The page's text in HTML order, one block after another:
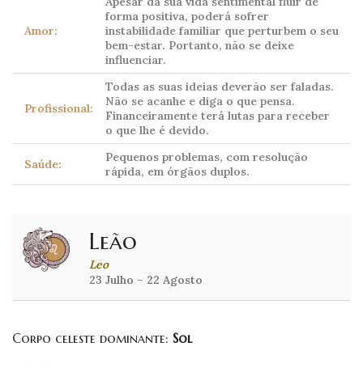
Amor:
forma positiva, poderá sofrer
instabilidade familiar que perturbem o seu
bem-estar. Portanto, não se deixe
influenciar.
Profissional:
Todas as suas ideias deverão ser faladas.
Não se acanhe e diga o que pensa.
Financeiramente terá lutas para receber
o que lhe é devido.
Saúde:
Pequenos problemas, com resolução
rápida, em órgãos duplos.
Leão
Leo
23 Julho – 22 Agosto
Corpo celeste dominante: Sol